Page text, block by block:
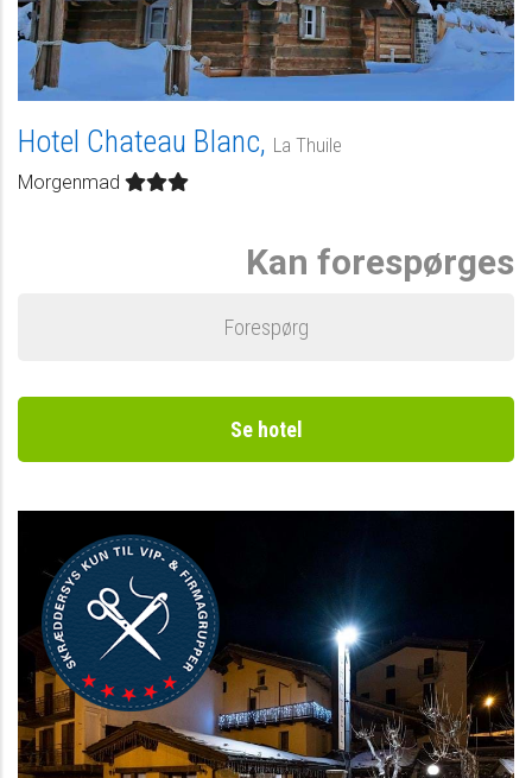
Hotel Chateau Blanc, La Thuile
Morgenmad
Kan forespørges
Forespørg
Se hotel